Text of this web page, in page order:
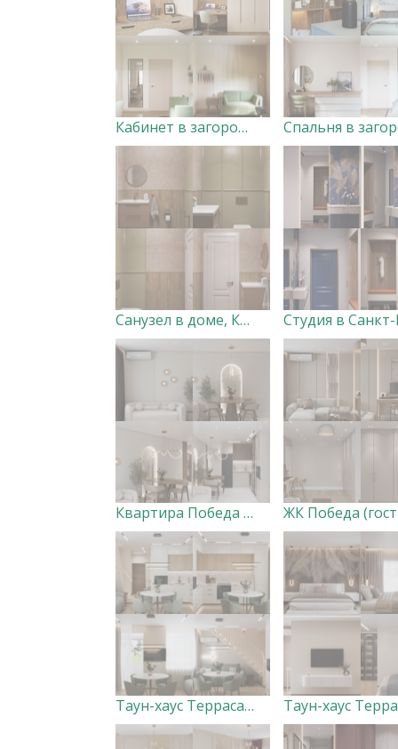
Кабинет в загородном доме Дизайнер Анна Скорнякова
Санузел в доме, Курск
Квартира Победа (прихожая, кухня-гостиная) ВАРИАНТ 1
Таун-хаус Терраса Лофт 1 этаж